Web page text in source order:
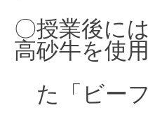
〇授業後に
高砂牛を使
た「ビー